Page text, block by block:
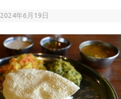
2024年6月19日